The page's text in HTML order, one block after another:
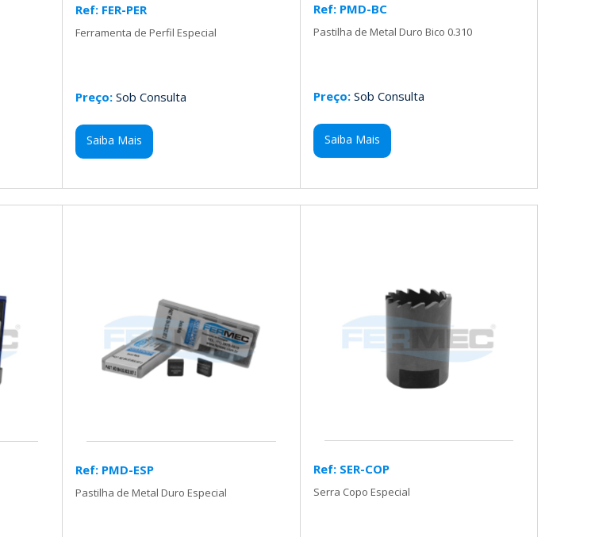
Ref: FER-PER
Ferramenta de Perfil Especial
Preço: Sob Consulta
Saiba Mais
Ref: PMD-BC
Pastilha de Metal Duro Bico 0.310
Preço: Sob Consulta
Saiba Mais
Ref: PMD-ESP
Pastilha de Metal Duro Especial
Ref: SER-COP
Serra Copo Especial